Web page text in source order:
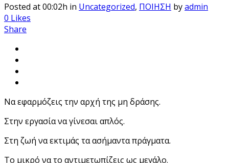
Posted at 00:02h in Uncategorized, ΠΟΙΗΣΗ byadmin
0 Likes
Share
Να εφαρμόζεις την αρχή της μη δράσης.
Στην εργασία να γίνεσαι απλός.
Στη ζωή να εκτιμάς τα ασήμαντα πράγματα.
Το μικρό να το αντιμετωπίζεις ως μεγάλο.